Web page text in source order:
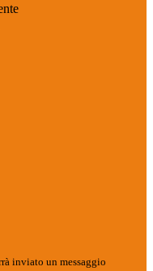
inviato un messaggio